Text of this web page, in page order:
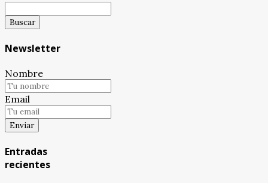
Newsletter
Nombre
Email
Entradas
recientes